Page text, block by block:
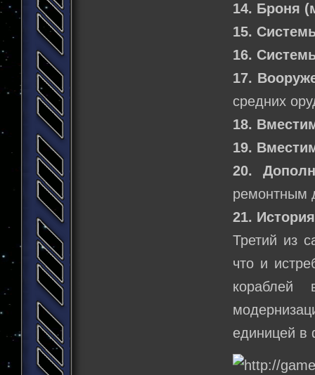
14. Броня
15.
16.
17.
средних
18.
19.
20.
ремонтным
21.
Третий из
что и
единицей в